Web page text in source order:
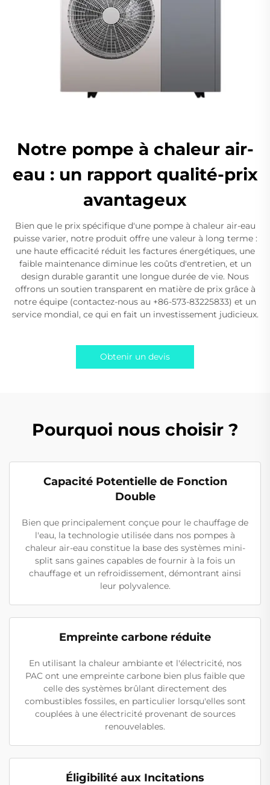
Notre pompe à chaleur air-
eau : un rapport qualité-prix
avantageux
Bien que le prix spécifique d'une pompe à chaleur air-eau
puisse varier, notre produit offre une valeur à long terme :
une haute efficacité réduit les factures énergétiques, une
faible maintenance diminue les coûts d'entretien, et un
design durable garantit une longue durée de vie. Nous
offrons un soutien transparent en matière de prix grâce à
notre équipe (contactez-nous au +86-573-83225833) et un
service mondial, ce qui en fait un investissement judicieux.
Obtenir un devis
Pourquoi nous choisir ?
Capacité Potentielle de Fonction
Double
Bien que principalement conçue pour le chauffage de
l'eau, la technologie utilisée dans nos pompes à
chaleur air-eau constitue la base des systèmes mini-
split sans gaines capables de fournir à la fois un
chauffage et un refroidissement, démontrant ainsi
leur polyvalence.
Empreinte carbone réduite
En utilisant la chaleur ambiante et l'électricité, nos
PAC ont une empreinte carbone bien plus faible que
celle des systèmes brûlant directement des
combustibles fossiles, en particulier lorsqu'elles sont
couplées à une électricité provenant de sources
renouvelables.
Éligibilité aux Incitations